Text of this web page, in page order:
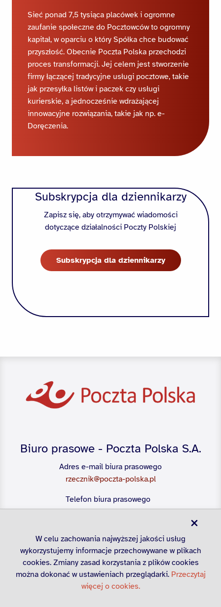
Sieć ponad 7,5 tysiąca placówek i ogromne
zaufanie społeczne do Pocztowców to ogromny
kapitał, w oparciu o który Spółka chce budować
przyszłość. Obecnie Poczta Polska przechodzi
proces transformacji. Jej celem jest stworzenie
firmy łączącej tradycyjne usługi pocztowe, takie
jak przesyłka listów i paczek czy usługi
kurierskie, a jednocześnie wdrażającej
innowacyjne rozwiązania, takie jak np. e-
Doręczenia.
Subskrypcja dla dziennikarzy
Zapisz się, aby otrzymywać wiadomości
dotyczące działalności Poczty Polskiej
Subskrypcja dla dziennikarzy
W celu zachowania najwyższej jakości usług
wykorzystujemy informacje przechowywane w plikach
cookies. Zmiany zasad korzystania z plików cookies
można dokonać w ustawieniach przeglądarki. Przeczytaj
więcej o cookies.
Biuro prasowe - Poczta Polska S.A.
Adres e-mail biura prasowego
rzecznik@poczta-polska.pl
Telefon biura prasowego
22 656 54 28